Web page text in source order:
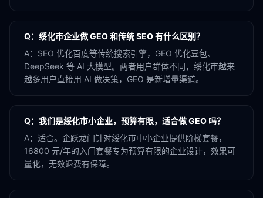
Q： 绥化市企业做 GEO 和传统 SEO 有什么区别？
A： SEO 优化百度等传统搜索引擎，GEO 优化豆包、
DeepSeek 等 AI 大模型。两者用户群体不同，绥化市越来
越多用户直接用 AI 做决策，GEO 是新增量渠道。
Q： 我们是绥化市小企业，预算有限，适合做 GEO 吗？
A： 适合。企跃龙门针对绥化市中小企业提供阶梯套餐，
16800 元/年的入门套餐专为预算有限的企业设计，效果可
量化，无效退费有保障。